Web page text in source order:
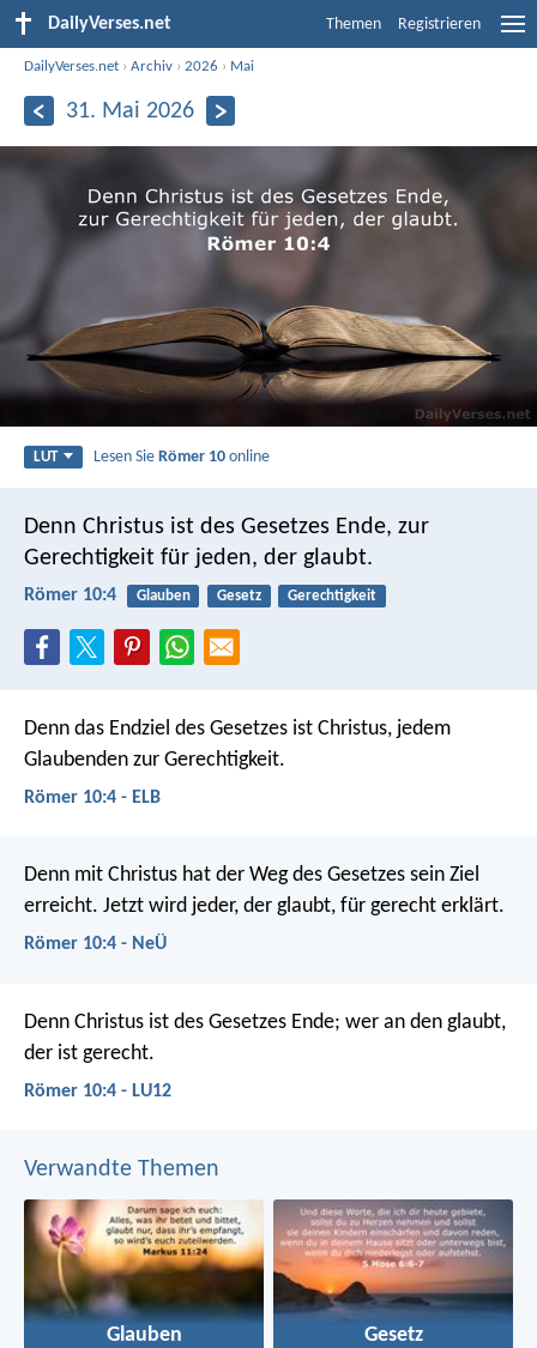
DailyVerses.net Themen Registrieren
DailyVerses.net ›Archiv ›2026 › Mai
31. Mai 2026
LUT Lesen SieRömer 10 online
Denn Christus ist des Gesetzes Ende, zur
Gerechtigkeit für jeden, der glaubt.
Römer 10:4 Glauben Gesetz Gerechtigkeit
Denn das Endziel des Gesetzes ist Christus, jedem
Glaubenden zur Gerechtigkeit.
Römer 10:4 - ELB
Denn mit Christus hat der Weg des Gesetzes sein Ziel
erreicht. Jetzt wird jeder, der glaubt, für gerecht erklärt.
Römer 10:4 - NeÜ
Denn Christus ist des Gesetzes Ende; wer an den glaubt,
der ist gerecht.
Römer 10:4 - LU12
Verwandte Themen
Glauben Gesetz